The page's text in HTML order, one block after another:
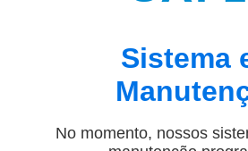
Sistema
No momento, nossos